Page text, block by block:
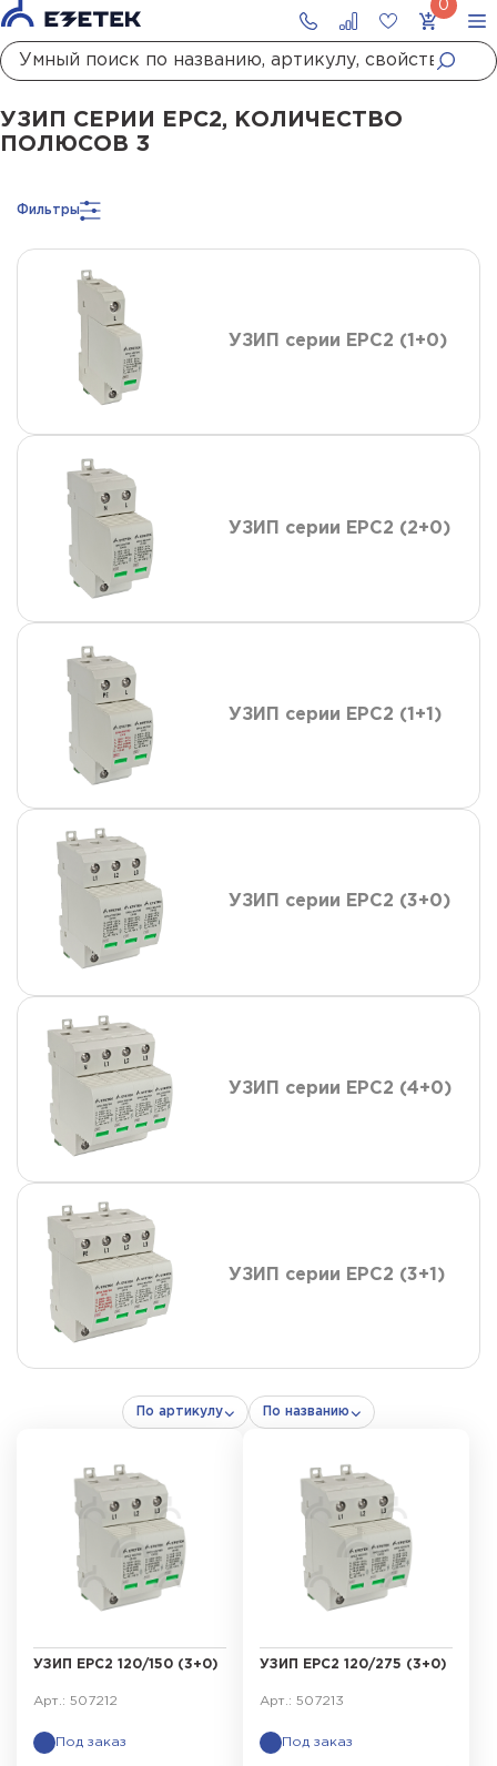
ГлавнаяКаталог УЗИПУЗИП сетей до 1000 ВУЗИП II класса испытаний
УЗИП СЕРИИ ЕРС2, КОЛИЧЕСТВО
ПОЛЮСОВ 3
Фильтры
УЗИП серии ЕРС2 (1+0)
УЗИП серии ЕРС2 (2+0)
УЗИП серии ЕРС2 (1+1)
УЗИП серии ЕРС2 (3+0)
УЗИП серии ЕРС2 (4+0)
УЗИП серии ЕРС2 (3+1)
По артикулу По названию
УЗИП ЕРС2 120/150 (3+0)
Арт.: 507212
Под заказ
УЗИП ЕРС2 120/275 (3+0)
Арт.: 507213
Под заказ